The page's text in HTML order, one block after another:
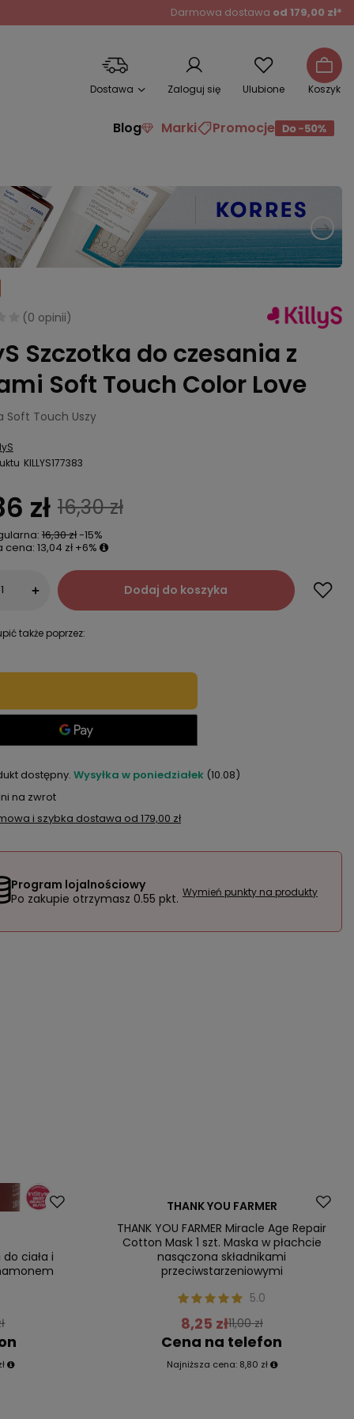
Darmowa dostawa od 179,00 zł*
Dostawa Zaloguj się Ulubione Koszyk
Blog Marki Promocje
(0 opinii)
Szczotka do czesania z
Soft Touch Color Love
Soft Touch Uszy
KILLYS177383
zł 16,30 zł
16,30 zł-15%
cena: 13,04 zł +6%
+ Dodaj do koszyka
także poprzez:
dostępny Wysyłka w poniedziałek (10.08)
na zwrot
i szybka dostawa od 179,00 zł
Program lojalnościowy
Po zakupie otrzymasz 0.55 pkt. Wymień punkty na produkty
ciała i
THANK YOU FARMER
THANK YOU FARMER Miracle Age Repair
Cotton Mask 1 szt. Maska w płachcie
nasączona składnikami
przeciwstarzeniowymi
5.0
8,25 zł11,00 zł
Cena na telefon
Najniższa cena: 8,80 zł